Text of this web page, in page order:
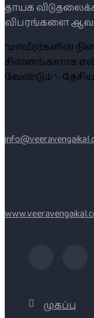
தாயக
விபரங்களை
“மாவீரர்களின்
சின்னங்களாக
வேண்டும் ”-
முகப்பு